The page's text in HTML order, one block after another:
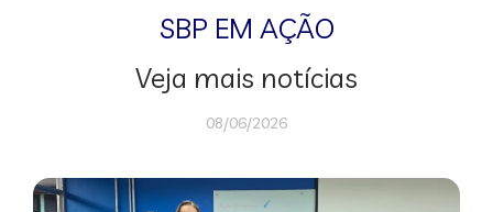
SBP EM AÇÃO
Veja mais notícias
08/06/2026